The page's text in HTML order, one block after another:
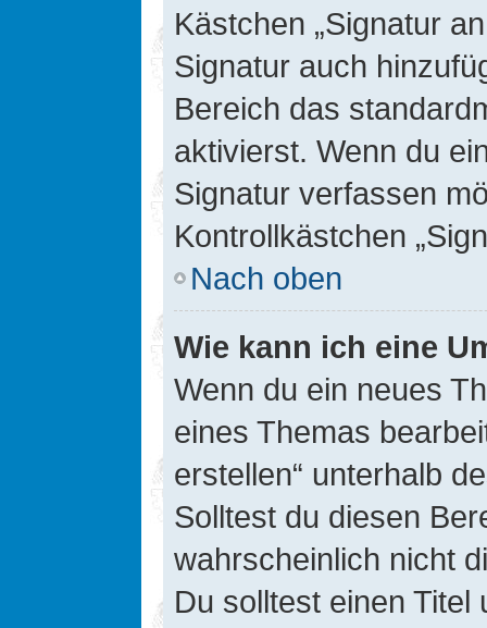
Kästchen „Signatur
Signatur auch
Bereich das
aktivierst. Wenn du
Signatur verfassen
Kontrollkästchen
Nach oben
Wie kann ich eine
Wenn du ein neues
eines Themas
erstellen“ unterhalb
Solltest du diesen
wahrscheinlich nicht
Du solltest einen